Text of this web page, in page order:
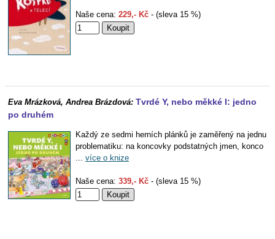
Naše cena: 229,- Kč - (sleva 15 %)
Eva Mrázková, Andrea Brázdová: Tvrdé Y, nebo měkké I: jedno
po druhém
Každý ze sedmi herních plánků je zaměřený na jednu
problematiku: na koncovky podstatných jmen, konco
... více o knize
Naše cena: 339,- Kč - (sleva 15 %)